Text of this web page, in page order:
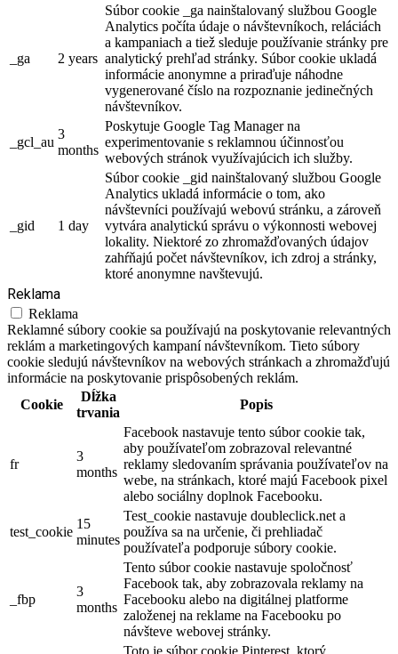
_ga 2 years
Súbor cookie _ga nainštalovaný službou Google
Analytics počíta údaje o návštevníkoch, reláciách
a kampaniach a tiež sleduje používanie stránky pre
analytický prehľad stránky. Súbor cookie ukladá
informácie anonymne a priraďuje náhodne
vygenerované číslo na rozpoznanie jedinečných
návštevníkov.
_gcl_au
3
months
Poskytuje Google Tag Manager na
experimentovanie s reklamnou účinnosťou
webových stránok využívajúcich ich služby.
_gid 1 day
Súbor cookie _gid nainštalovaný službou Google
Analytics ukladá informácie o tom, ako
návštevníci používajú webovú stránku, a zároveň
vytvára analytickú správu o výkonnosti webovej
lokality. Niektoré zo zhromažďovaných údajov
zahŕňajú počet návštevníkov, ich zdroj a stránky,
ktoré anonymne navštevujú.
Reklama
Reklama
Reklamné súbory cookie sa používajú na poskytovanie relevantných
reklám a marketingových kampaní návštevníkom. Tieto súbory
cookie sledujú návštevníkov na webových stránkach a zhromažďujú
informácie na poskytovanie prispôsobených reklám.
Cookie
Dĺžka
trvania
Popis
fr
3
months
Facebook nastavuje tento súbor cookie tak,
aby používateľom zobrazoval relevantné
reklamy sledovaním správania používateľov na
webe, na stránkach, ktoré majú Facebook pixel
alebo sociálny doplnok Facebooku.
test_cookie
15
minutes
Test_cookie nastavuje doubleclick.net a
používa sa na určenie, či prehliadač
používateľa podporuje súbory cookie.
_fbp
3
months
Tento súbor cookie nastavuje spoločnosť
Facebook tak, aby zobrazovala reklamy na
Facebooku alebo na digitálnej platforme
založenej na reklame na Facebooku po
návšteve webovej stránky.